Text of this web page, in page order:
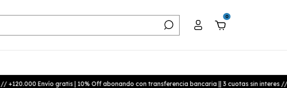
0
+120.000 Envío gratis | 10% Off abonando con transferencia bancaria || 3 cuotas sin interes